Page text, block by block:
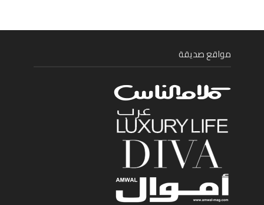
مواقع صديقة